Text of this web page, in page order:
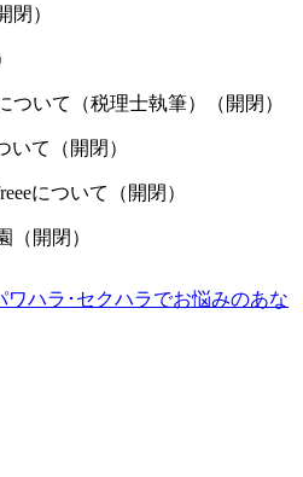
閉）
ついて（税理士執筆）（開閉）
いて（開閉）
について（開閉）
（開閉）
ワハラ･セクハラでお悩みのあな